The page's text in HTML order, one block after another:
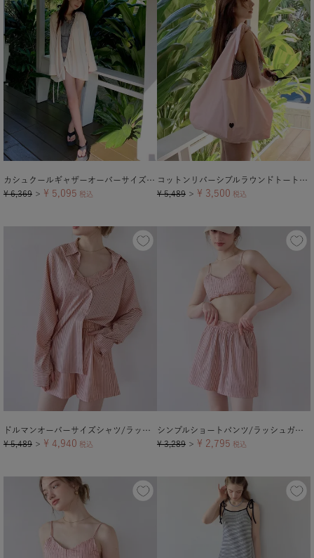
カシュクールギャザーオーバーサイズシャツ/ラッシュガード【メール便可／100】
¥ 6,369 ＞ ¥ 5,095 税込
コットンリバーシブルラウンドトートバッグ/グッズ【メール便可／100】
¥ 5,489 ＞ ¥ 3,500 税込
ドルマンオーバーサイズシャツ/ラッシュガード【メール便可／100】
¥ 5,489 ＞ ¥ 4,940 税込
シンプルショートパンツ/ラッシュガード【メール便可／90】
¥ 3,289 ＞ ¥ 2,795 税込